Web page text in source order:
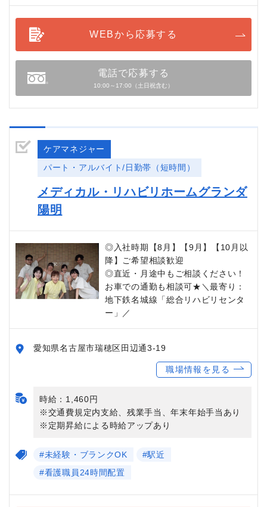
WEBから応募する
電話で応募する
10:00～17:00（土日祝含む）
ケアマネジャー
パート・アルバイト/日勤帯（短時間）
メディカル・リハビリホームグランダ
陽明
◎入社時期【8月】【9月】【10月以
降】ご希望相談歓迎
◎直近・月途中もご相談ください！
お車での通勤も相談可★＼最寄り：
地下鉄名城線「総合リハビリセンタ
ー」／
愛知県名古屋市瑞穂区田辺通3-19
職場情報を見る
時給：1,460円
※交通費規定内支給、残業手当、年末年始手当あり
※定期昇給による時給アップあり
#未経験・ブランクOK
#駅近
#看護職員24時間配置